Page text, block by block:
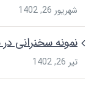
سخنرانی در